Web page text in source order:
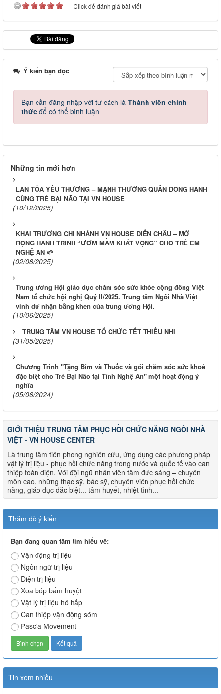
Click để đánh giá bài viết
Ý kiến bạn đọc
Bạn cần đăng nhập với tư cách là Thành viên chính
thức để có thể bình luận
Những tin mới hơn
LAN TỎA YÊU THƯƠNG – MẠNH THƯỜNG QUÂN ĐỒNG HÀNH
CÙNG TRẺ BẠI NÃO TẠI VN HOUSE
(10/12/2025)
KHAI TRƯƠNG CHI NHÁNH VN HOUSE DIỄN CHÂU – MỞ
RỘNG HÀNH TRÌNH “ƯƠM MẦM KHÁT VỌNG” CHO TRẺ EM
NGHỆ AN 🌱
(02/08/2025)
Trung ương Hội giáo dục chăm sóc sức khỏe cộng đồng Việt
Nam tổ chức hội nghị Quý II/2025. Trung tâm Ngôi Nhà Việt
vinh dự nhận bằng khen của trung ương Hội.
(10/06/2025)
TRUNG TÂM VN HOUSE TỔ CHỨC TẾT THIẾU NHI
(31/05/2025)
Chương Trình "Tặng Bỉm và Thuốc và gói chăm sóc sức khoẻ
đặc biệt cho Trẻ Bại Não tại Tỉnh Nghệ An" một hoạt động ý
nghĩa
(05/06/2024)
GIỚI THIỆU TRUNG TÂM PHỤC HỒI CHỨC NĂNG NGÔI NHÀ
VIỆT - VN HOUSE CENTER
Là trung tâm tiên phong nghiên cứu, ứng dụng các phương pháp
vật lý trị liệu - phục hồi chức năng trong nước và quốc tế vào can
thiệp toàn diện. Với đội ngũ nhân viên tâm đức sáng – chuyên
môn cao, những thạc sỹ, bác sỹ, chuyên viên phục hồi chức
năng, giáo dục đăc biệt... tâm huyết, nhiệt tình...
Thăm dò ý kiến
Bạn đang quan tâm tìm hiểu về:
Vận động trị liệu
Ngôn ngữ trị liệu
Điện trị liệu
Xoa bóp bấm huyệt
Vật lý trị liệu hô hấp
Can thiệp vận động sớm
Pascia Movement
Tin xem nhiều